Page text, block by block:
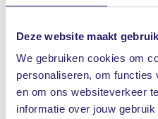
Deze website maakt
We gebruiken cookies om
personaliseren, om functies
en om ons websiteverkeer
informatie over jouw